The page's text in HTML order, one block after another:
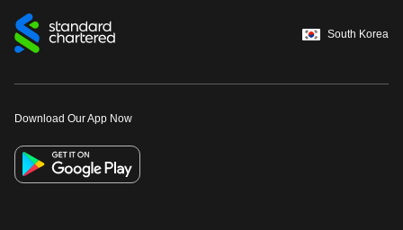
South Korea
Download Our App Now